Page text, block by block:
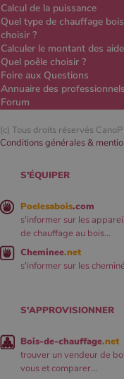
Calcul de la puissance
Quel type de chauffage bois
choisir ?
Calculer le montant des
Quel poêle choisir ?
Foire aux Questions
Annuaire des professionnels
Forum
(c) Tous droits réservés
Conditions générales &
S'ÉQUIPER
Poelesabois.com
s'informer sur les
de chauffage au bois...
Cheminee.net
s'informer sur les
S'APPROVISIONNER
Bois-de-chauffage.net
trouver un vendeur de
vous et comparer...